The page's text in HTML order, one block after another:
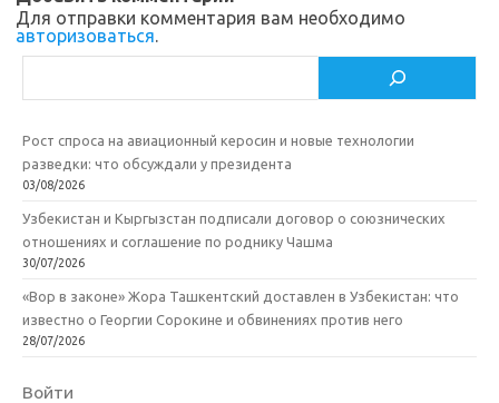
k
т
Для отправки комментария вам необходимо
авторизоваться.
Рост спроса на авиационный керосин и новые технологии
разведки: что обсуждали у президента
03/08/2026
Узбекистан и Кыргызстан подписали договор о союзнических
отношениях и соглашение по роднику Чашма
30/07/2026
«Вор в законе» Жора Ташкентский доставлен в Узбекистан: что
известно о Георгии Сорокине и обвинениях против него
28/07/2026
Войти